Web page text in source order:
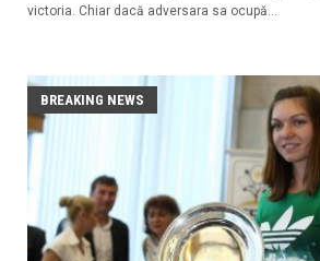
victoria. Chiar dacă adversara sa ocupă...
BREAKING NEWS